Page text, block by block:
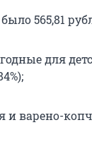
565,81
для
и варено-